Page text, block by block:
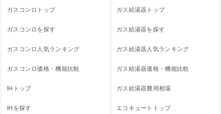
ガスコンロトップ
ガスコンロを探す
ガスコンロ人気ランキング
ガスコンロ価格・機能比較
IHトップ
IHを探す
ガス給湯器トップ
ガス給湯器を探す
ガス給湯器人気ランキング
ガス給湯器価格・機能比較
ガス給湯器費用相場
エコキュートトップ